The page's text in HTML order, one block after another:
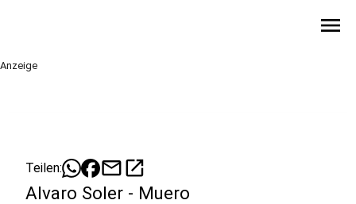
menu
Anzeige
Teilen: mailopen_in_new
Alvaro Soler - Muero